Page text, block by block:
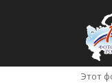
Этот